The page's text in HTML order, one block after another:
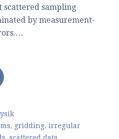
scattered sampling
by measurement-
, gridding, irregular
scattered data